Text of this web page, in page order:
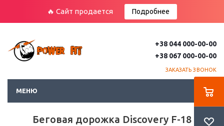
🔥 Сайт продается Подробнее
+38 044 000-00-00
+38 067 000-00-00
ЗАКАЗАТЬ ЗВОНОК
МЕНЮ
Беговая дорожка Discovery F-18